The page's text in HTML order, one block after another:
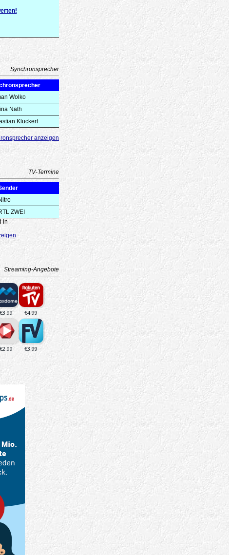
Synchronsprecher
Wolko
Nath
Kluckert
anzeigen
TV-Termine
ZWEI
in
Streaming-Angebote